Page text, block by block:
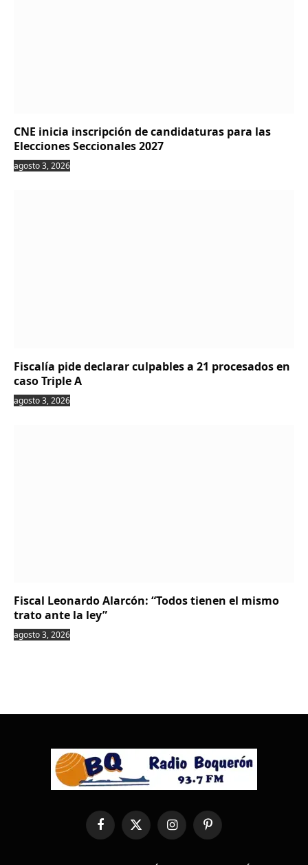
CNE inicia inscripción de candidaturas para las
Elecciones Seccionales 2027
agosto 3, 2026
Fiscalía pide declarar culpables a 21 procesados en
caso Triple A
agosto 3, 2026
Fiscal Leonardo Alarcón: “Todos tienen el mismo
trato ante la ley”
agosto 3, 2026
FacebookX
(Twitter)
InstagramPinterest